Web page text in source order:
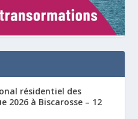
résidentiel des
2026 à Biscarosse – 12